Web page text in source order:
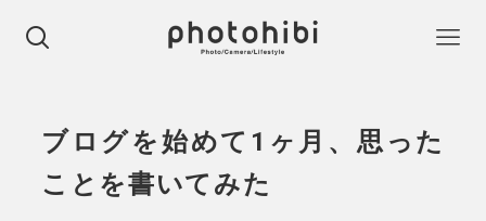
ブログを始めて1ヶ月、思った
ことを書いてみた